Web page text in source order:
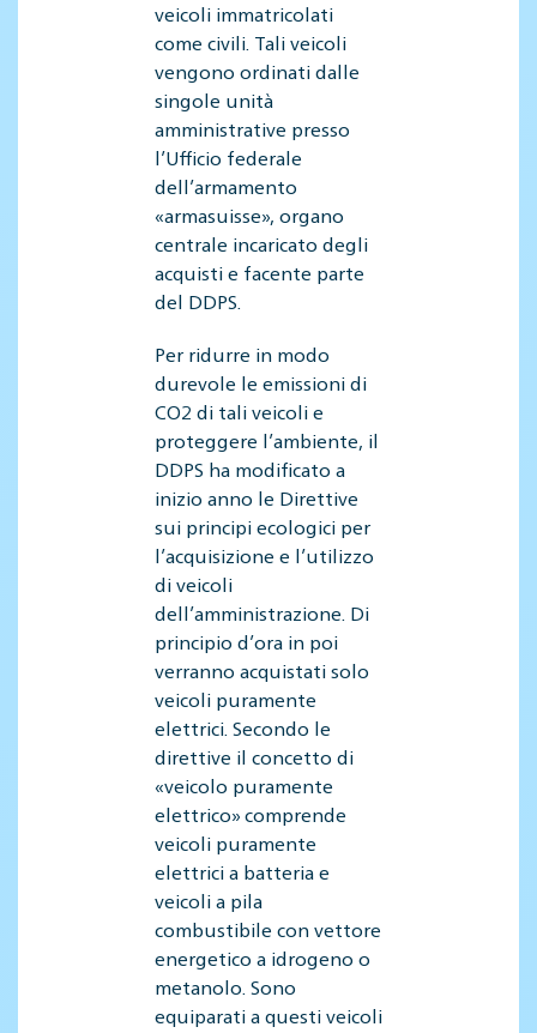
veicoli immatricolati
come civili. Tali veicoli
vengono ordinati dalle
singole unità
amministrative presso
l’Ufficio federale
dell’armamento
«armasuisse», organo
centrale incaricato degli
acquisti e facente parte
del DDPS.
Per ridurre in modo
durevole le emissioni di
CO2 di tali veicoli e
proteggere l’ambiente, il
DDPS ha modificato a
inizio anno le Direttive
sui principi ecologici per
l’acquisizione e l’utilizzo
di veicoli
dell’amministrazione. Di
principio d’ora in poi
verranno acquistati solo
veicoli puramente
elettrici. Secondo le
direttive il concetto di
«veicolo puramente
elettrico» comprende
veicoli puramente
elettrici a batteria e
veicoli a pila
combustibile con vettore
energetico a idrogeno o
metanolo. Sono
equiparati a questi veicoli